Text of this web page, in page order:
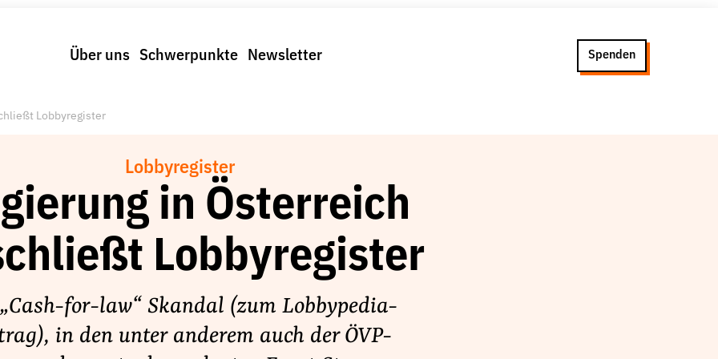
Über uns Schwerpunkte Newsletter Spenden
Lobbyregister
Lobbyregister
in Österreich
Lobbyregister
for-law“ Skandal (zum Lobbypedia-
in den unter anderem auch der ÖVP-